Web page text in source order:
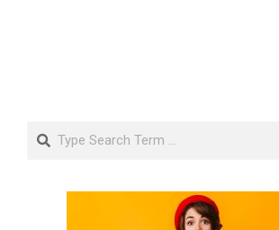
Search